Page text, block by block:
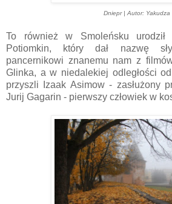
Dniepr | Autor: Yakudza
To również w Smoleńsku urodził
Potiomkin, który dał nazwę
pancernikowi znanemu nam z
Glinka, a w niedalekiej odległości
przyszli Izaak Asimow - zasłużony
Jurij Gagarin - pierwszy człowiek w